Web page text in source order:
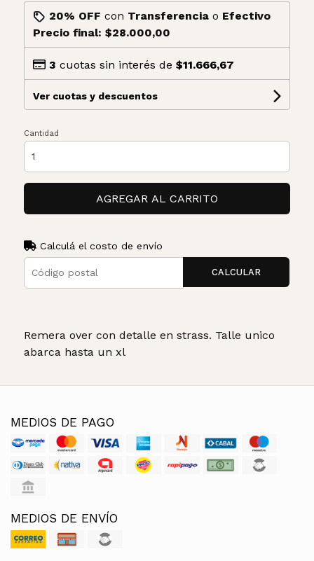
20% OFF con Transferenciao Efectivo
Precio final: $28.000,00
3 cuotas sin interés de $11.666,67
Ver cuotas y descuentos
Cantidad
AGREGAR AL CARRITO
Calculá el costo de envío
CALCULAR
Remera over con detalle en strass. Talle unico
abarca hasta un xl
MEDIOS DE PAGO
MEDIOS DE ENVÍO